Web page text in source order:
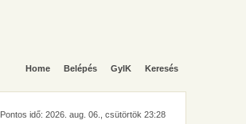
Home Belépés GyIK Keresés
Pontos idő: 2026. aug. 06., csütörtök 23:28